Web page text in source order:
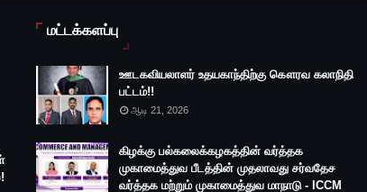
மட்டக்களப்பு
ஊடகவியலாளர் உதயகாந்திற்கு கௌரவ கலாநிதி
பட்டம்!!
ஆடி 21, 2026
கிழக்கு பல்கலைக்கழகத்தின் வர்த்தக
முகாமைத்துவ பீடத்தின் முதலாவது சர்வதேச
வர்த்தக மற்றும் முகாமைத்துவ மாநாடு - ICCM